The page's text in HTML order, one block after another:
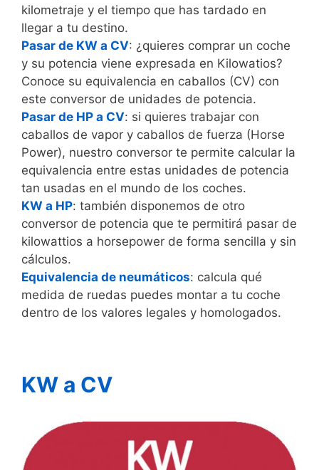
kilometraje y el tiempo que has tardado en
llegar a tu destino.
Pasar de KW a CV: ¿quieres comprar un coche
y su potencia viene expresada en Kilowatios?
Conoce su equivalencia en caballos (CV) con
este conversor de unidades de potencia.
Pasar de HP a CV: si quieres trabajar con
caballos de vapor y caballos de fuerza (Horse
Power), nuestro conversor te permite calcular la
equivalencia entre estas unidades de potencia
tan usadas en el mundo de los coches.
KW a HP: también disponemos de otro
conversor de potencia que te permitirá pasar de
kilowattios a horsepower de forma sencilla y sin
cálculos.
Equivalencia de neumáticos: calcula qué
medida de ruedas puedes montar a tu coche
dentro de los valores legales y homologados.
KW a CV